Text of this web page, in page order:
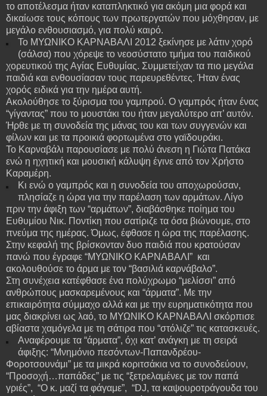
το αποτέλεσμα ήταν καταπληκτικό για ακόμη μια φορά και
δικαίωσε τους κόπους των πρωτεργατών που μόχθησαν, με
μεγάλο ενθουσιασμό, για πολύ καιρό.
Το ΜΥΩΝΙΚΟ ΚΑΡΝΑΒΑΛΙ 2012 ξεκίνησε με λάτιν χορό
(σάλσα) που χόρεψε το νεοσύστατο τμήμα του παιδικού
χορευτικού της Αγίας Ευθυμίας. Συμμετείχαν τα πιο μεγάλα
παιδιά και ενθουσίασαν τους παρευρεθέντες. Ήταν ένας
χορός ειδικά για την ημέρα αυτή.
Ακολούθησε το ξύρισμα του γαμπρού. Ο γαμπρός ήταν ένας
“γίγαντας” που το μουστάκι του ήταν μεγαλύτερο απ’ αυτόν.
Ήρθε με τη συνοδεία της μάνας του και των συγγενών και
φίλων και με τα προικιά φορτωμένα στο γαϊδουράκι.
Το Καρναβάλι παρουσίασε με πολύ άνεση η Γιώτα Πατάκα
ενώ η ηχητική και μουσική κάλυψη έγινε από τον Χρήστο
Καραμέρη.
Κι ενώ ο γαμπρός και η συνοδεία του αποχωρούσαν,
πλησίαζε η ώρα για την παρέλαση των αρμάτων. Λίγο
πριν την άφιξη των “αρμάτων”, διαβάσθηκε ποίημα του
Ευθυμίου Νικ. Ποντίκη που σατίριζε τα όσα βιώνουμε, στο
πνεύμα της ημέρας. Όμως, έφθασε η ώρα της παρέλασης.
Στην κεφαλή της βρίσκονταν δυο παιδιά που κρατούσαν
πανώ που έγραφε “ΜΥΩΝΙΚΟ ΚΑΡΝΑΒΑΛΙ” και
ακολουθούσε το άρμα με τον “βασιλιά καρνάβαλο”.
Στη συνέχεια κατέφθασε ένα πολύχρωμο “μελίσσι” από
ανθρώπους μασκαρεμένους και “άρματα”. Με την
επικαιρότητα σύμμαχο αλλά και με την ευρηματικότητα που
μας διακρίνει ως λαό, το ΜΥΩΝΙΚΟ ΚΑΡΝΑΒΑΛΙ σκόρπισε
αβίαστα χαμόγελα με τη σάτιρα που “στόλιζε” τις κατασκευές.
Αναφέρουμε τα “άρματα”, όχι κατ’ ανάγκη με τη σειρά
άφιξης: “Μνημόνιο πεσόντων-Παπανδρέου-
Φοροτσουνάμι” με τα μικρά κοριτσάκια να το συνοδεύουν,
“Προσοχή…παπάδες” με τις “ξετρελαμένες με τον παπά
γριές”, “Ο κ. μαζί τα φάγαμε”, “DJ, τα καψουροτράγουδα του